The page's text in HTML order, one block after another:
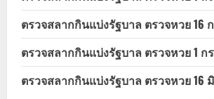
ตรวจสลากกินแบ่งรัฐบาล ตรวจหวย 16
ตรวจสลากกินแบ่งรัฐบาล ตรวจหวย 1 ก
ตรวจสลากกินแบ่งรัฐบาล ตรวจหวย 16